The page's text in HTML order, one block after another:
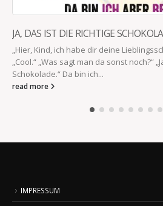
JA, DAS IST DIE RICHTIGE
„Hier, Kind, ich habe dir deine
„Cool.“ „Was sagt man da sonst noch?“
Schokolade.“ Da bin ich...
read more
IMPRESSUM